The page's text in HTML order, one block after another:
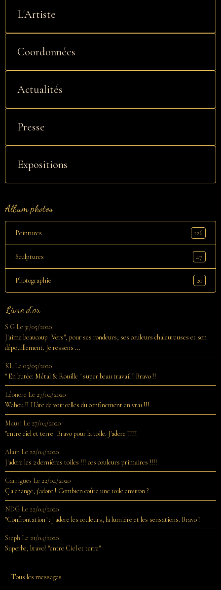
L'Artiste
Coordonnées
Actualités
Presse
Expositions
Album photos
Peintures 126
Sculptures 47
Photographie 20
Livre d'or
S G Le 31/05/2020
J'aime beaucoup "Vers", pour ses rondeurs, ses couleurs chaleureuses et son
dépouillement. Je ressens ...
KL Le 05/05/2020
" En butée: Métal & Rouille " super beau travail ! Bravo !!
Léonore Le 27/04/2020
Wahou !! Hâte de voir celles du confinement en vrai !!!
Mausi Le 27/04/2020
"entre ciel et terre" Bravo pour la toile. J'adore !!!!!
Alain Le 22/04/2020
J'adore les 2 dernières toiles !!! ces couleurs primaires !!!!
Garrigues Le 22/04/2020
Ça change, j'adore ! Combien coûte une toile environ ?
NDG Le 22/04/2020
"Confrontation" : J'adore les couleurs, la lumière et les sensations. Bravo !
Steph Le 21/04/2020
Superbe, bravo! "entre Ciel et terre"
Tous les messages